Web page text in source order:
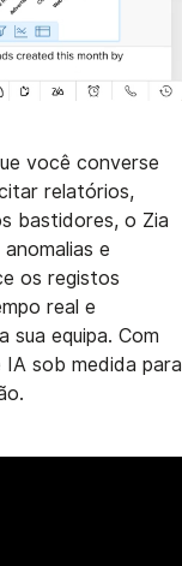
você converse
relatórios,
bastidores, o Zia
e
os registos
real e
equipa. Com
sob medida para